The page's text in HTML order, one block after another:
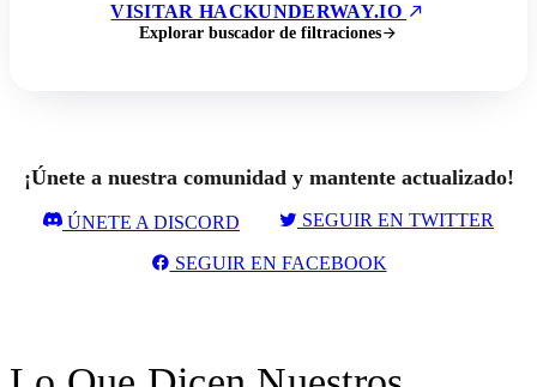
VISITAR HACKUNDERWAY.IO
Explorar buscador de filtraciones
¡Únete a nuestra comunidad y mantente actualizado!
ÚNETE A DISCORD SEGUIR EN TWITTER
SEGUIR EN FACEBOOK